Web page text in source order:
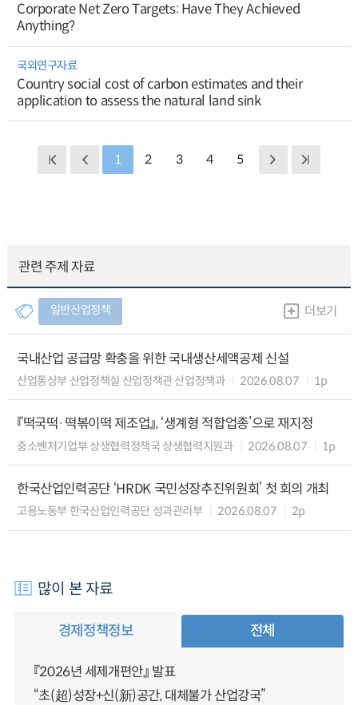
Corporate Net Zero Targets: Have They Achieved
Anything?
국외연구자료
Country social cost of carbon estimates and their
application to assess the natural land sink
1 2 3 4 5
관련 주제 자료
일반산업정책 더보기
국내산업 공급망 확충을 위한 국내생산세액공제 신설
산업통상부 산업정책실 산업정책관 산업정책과 2026.08.07 1p
『떡국떡·떡볶이떡 제조업』, ‘생계형 적합업종’으로 재지정
중소벤처기업부 상생협력정책국 상생협력지원과 2026.08.07 1p
한국산업인력공단 ‘HRDK 국민성장추진위원회’ 첫 회의 개최
고용노동부 한국산업인력공단 성과관리부 2026.08.07 2p
많이 본 자료
경제정책정보 전체
『2026년 세제개편안』 발표
“초(超)성장+신(新)공간, 대체불가 산업강국”